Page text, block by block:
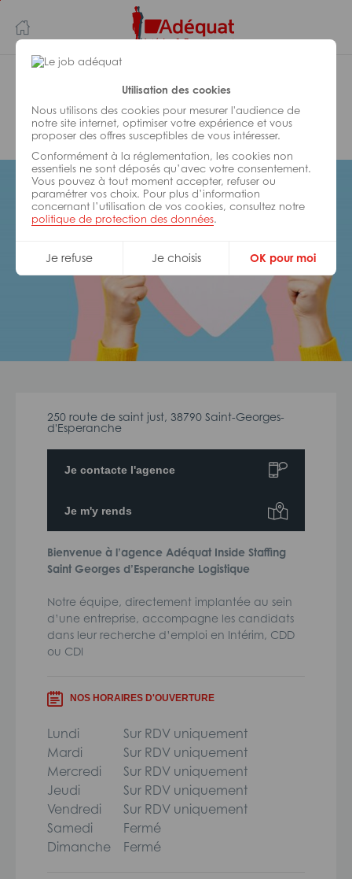
Utilisation des cookies
Nous utilisons des cookies pour mesurer l'audience de
notre site internet, optimiser votre expérience et vous
proposer des offres susceptibles de vous intéresser.
Conformément à la réglementation, les cookies non
essentiels ne sont déposés qu’avec votre consentement.
Vous pouvez à tout moment accepter, refuser ou
paramétrer vos choix. Pour plus d’information
concernant l’utilisation de vos cookies, consultez notre
politique de protection des données.
Je refuse Je choisis OK pour moi
au
contenu
principal
navigation
Adéquat Intérim & Recrutement
Hub Logistique Saint Georges
d’Esperanche
250 route de saint just, 38790 Saint-Georges-
d'Esperanche
Je contacte l'agence
Je m'y rends
Bienvenue à l’agence Adéquat Inside Staffing
Saint Georges d’Esperanche Logistique
Notre équipe, directement implantée au sein
d’une entreprise, accompagne les candidats
dans leur recherche d’emploi en Intérim, CDD
ou CDI
NOS HORAIRES D'OUVERTURE
Lundi
Sur RDV uniquement
Mardi
Sur RDV uniquement
Mercredi
Sur RDV uniquement
Jeudi
Sur RDV uniquement
Vendredi
Sur RDV uniquement
Samedi
Fermé
Dimanche
Fermé